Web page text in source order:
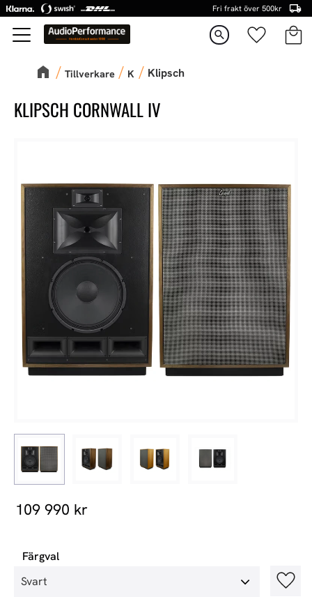
Meny
Fri frakt över 500kr
search Favoriter
Tillverkare K Klipsch
KLIPSCH CORNWALL IV
109 990 kr
Färgval